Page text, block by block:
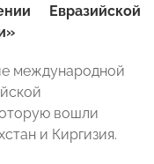
Евразийской
международной
вошли
и Киргизия.